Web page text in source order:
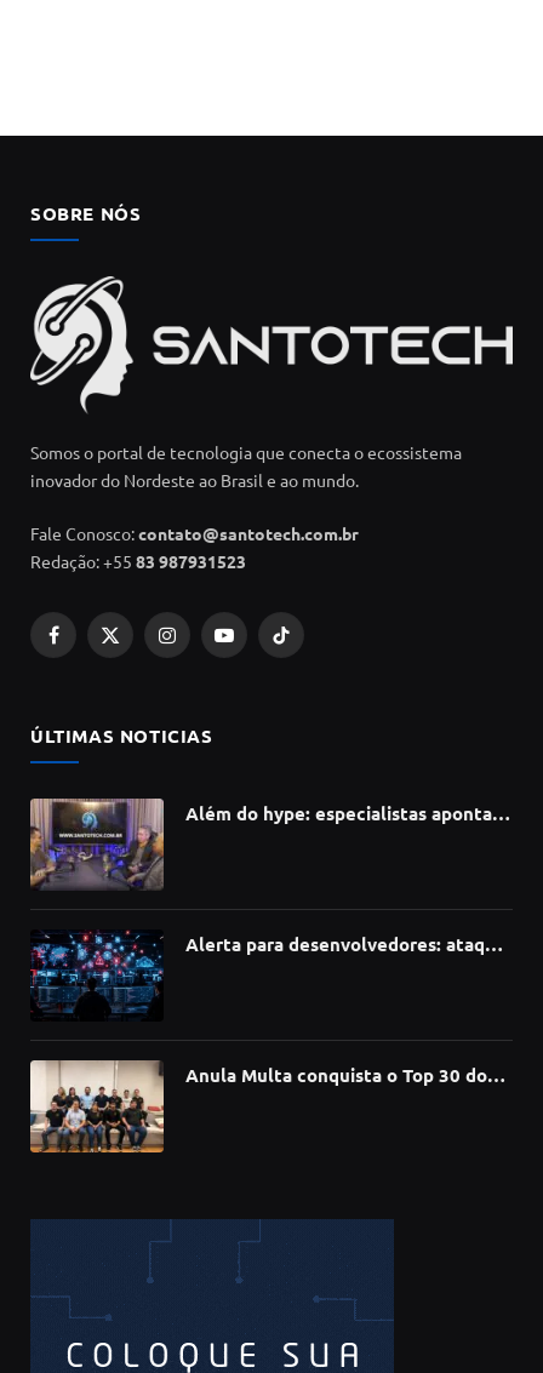
SOBRE NÓS
Somos o portal de tecnologia que conecta o ecossistema
inovador do Nordeste ao Brasil e ao mundo.
Fale Conosco:contato@santotech.com.br
Redação: +55 83 987931523
Facebook
X
InstagramYouTubeTikTok
ÚLTIMAS NOTICIAS
Além do hype: especialistas apontam
Alerta para desenvolvedores: ataque
Anula Multa conquista o Top 30 do